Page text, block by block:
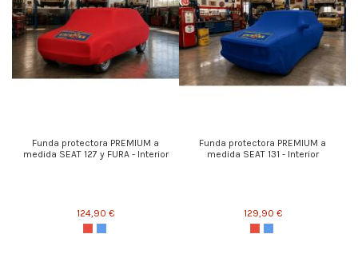
Funda protectora PREMIUM a
medida SEAT 127 y FURA - Interior
124,90 €
Funda protectora PREMIUM a
medida SEAT 131 - Interior
129,90 €